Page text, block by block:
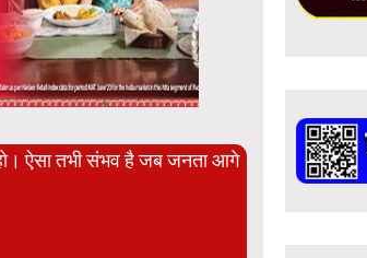
ऐसा तभी संभव है जब जनता आगे